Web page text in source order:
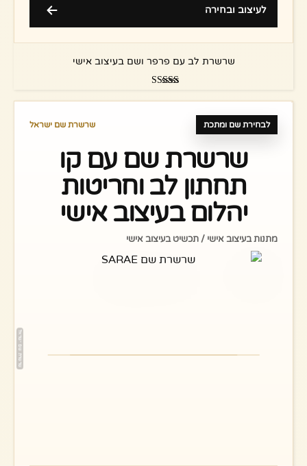
לעיצוב ובחירה
שרשרת לב עם פרפר ושם בעיצוב אישי
5.00
לבחירת שם ומתכת שרשרת שם ישראל
שרשרת שם עם קו
תחתון לב וחריטות
יהלום בעיצוב אישי
מתנות בעיצוב אישי / תכשיט בעיצוב אישי